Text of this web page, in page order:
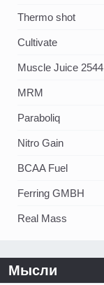
Thermo shot
Cultivate
Muscle Juice 2544
MRM
Paraboliq
Nitro Gain
BCAA Fuel
Ferring GMBH
Real Mass
Мысли